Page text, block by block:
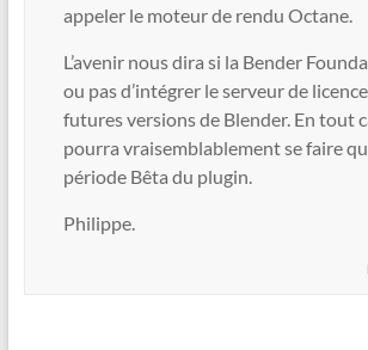
appeler le moteur de rendu Octane.
L’avenir nous dira si la Bender
ou pas d’intégrer le serveur de
futures versions de Blender. En tout
pourra vraisemblablement se faire
période Bêta du plugin.
Philippe.